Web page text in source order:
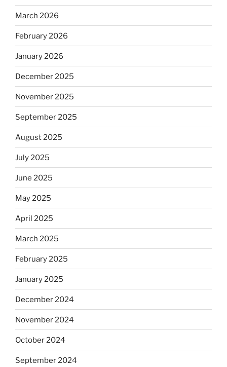
March 2026
February 2026
January 2026
December 2025
November 2025
September 2025
August 2025
July 2025
June 2025
May 2025
April 2025
March 2025
February 2025
January 2025
December 2024
November 2024
October 2024
September 2024